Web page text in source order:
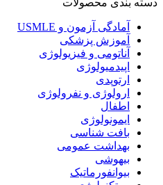
آمادگی آزمون و USMLE
آموزش پزشکی
آناتومی و فیزیولوژی
اپیدمیولوژی
ارتوپدی
ارولوژی و نفرولوژی
اطفال
ایمونولوژی
بافت شناسی
بهداشت عمومی
بیهوشی
بیوانفورماتیک